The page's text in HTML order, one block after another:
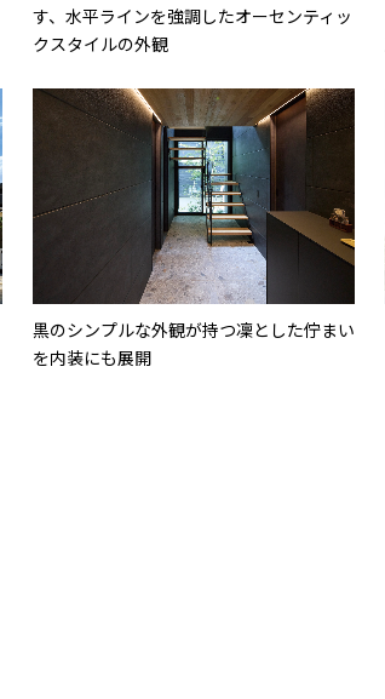
す、水平ラインを強調したオーセンティッ
クスタイルの外観
黒のシンプルな外観が持つ凜とした佇まい
を内装にも展開